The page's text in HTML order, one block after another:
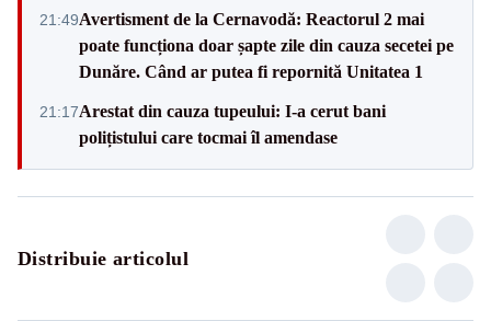
21:49Avertisment de la Cernavodă: Reactorul 2 mai
poate funcționa doar șapte zile din cauza secetei pe
Dunăre. Când ar putea fi repornită Unitatea 1
21:17Arestat din cauza tupeului: I-a cerut bani
polițistului care tocmai îl amendase
Distribuie articolul